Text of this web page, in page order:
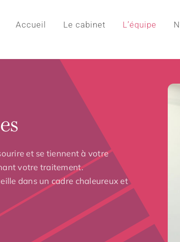
Accueil Le cabinet L’équipe
et se tiennent à votre
votre traitement.
dans un cadre chaleureux et